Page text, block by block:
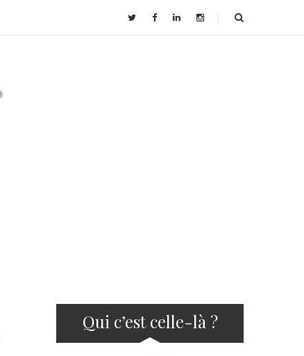
Qui c’est celle-là ?